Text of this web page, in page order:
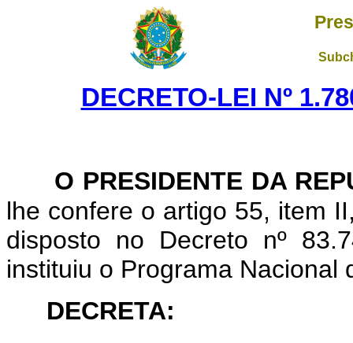
DECRETO-LEI Nº
O PRESIDENTE DA
lhe confere o artigo 55, item
disposto no Decreto nº
instituiu o Programa Nacional
DECRETA: